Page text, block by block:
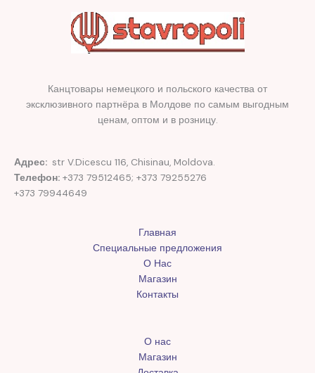
Канцтовары немецкого и польского качества от
эксклюзивного партнёра в Молдове по самым выгодным
ценам, оптом и в розницу.
Адрес: str V.Dicescu 116, Chisinau, Moldova.
Телефон: +373 79512465; +373 79255276
+373 79944649
Главная
Специальные предложения
О Нас
Магазин
Контакты
О нас
Магазин